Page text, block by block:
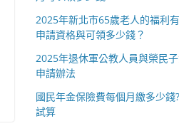
2025年新北市65歲老人的福利
申請資格與可領多少錢？
2025年退休軍公教人員與榮民
申請辦法
國民年金保險費每個月繳多少
試算